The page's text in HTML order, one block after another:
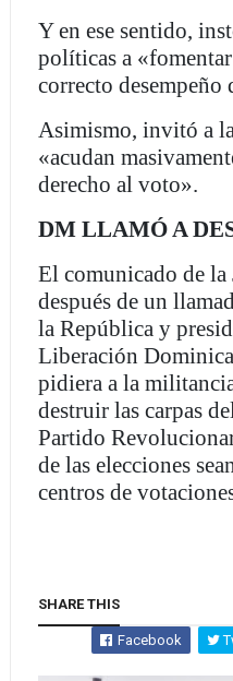
Y en ese sentido,
políticas a
correcto desempeño
Asimismo, invitó a
«acudan
derecho al voto».
DM LLAMÓ A
El comunicado de la
después de un
la República y
Liberación
pidiera a la
destruir las carpas
Partido
de las elecciones
centros de
SHARE THIS
Facebook